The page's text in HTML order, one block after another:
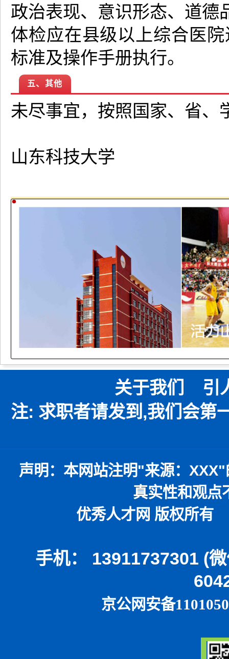
政治表现、意识形态、道德
体检应在县级以上综合医
标准及操作手册执行。
五、其他
未尽事宜，按照国家、省、
山东科技大学
关于我们 引
注: 求职者请发到,我们会第
声明：本网站注明"来源： XXX"
真实性和观点
优秀人才网 版权所有 本网
手机： 13911737301 (
京公网安备